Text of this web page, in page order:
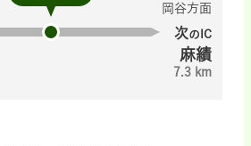
岡谷方面
次のIC
麻績
7.3 km